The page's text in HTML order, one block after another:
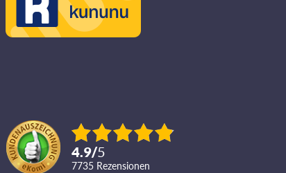
4.9/5
7735 Rezensionen